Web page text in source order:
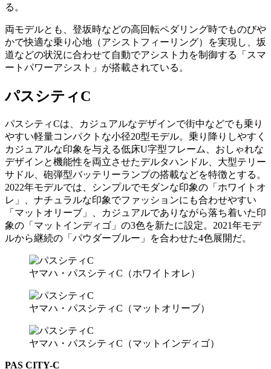
る。
両モデルとも、登坂時などの高回転ペダリング時でものびや
かで快適な乗り心地（アシストフィーリング）を実現し、坂
道などの状況に合わせて自動でアシスト力を制御する「スマ
ートパワーアシスト」が搭載されている。
パスシティC
パスシティCは、カジュアルなデザインで街中などでも乗り
やすい軽量コンパクトな小径20型モデル。乗り降りしやすく
カジュアルな印象を与える低床U字型フレーム、おしゃれな
デザインと機能性を両立させたデルタハンドル、大型テリー
サドル、砲弾型バッテリーランプの搭載などを特徴とする。
2022年モデルでは、シンプルでモダンな印象の「ホワイトオ
レ」、ナチュラルな印象でファッションにも合わせやすい
「マットオリーブ」、カジュアルでありながら落ち着いた印
象の「マットインディゴ」の3色を新たに設定。2021年モデ
ルから継続の「パウダーブルー」を合わせた4色展開だ。
ヤマハ・パスシティC（ホワイトオレ）
ヤマハ・パスシティC（マットオリーブ）
ヤマハ・パスシティC（マットインディゴ）
PAS CITY-C